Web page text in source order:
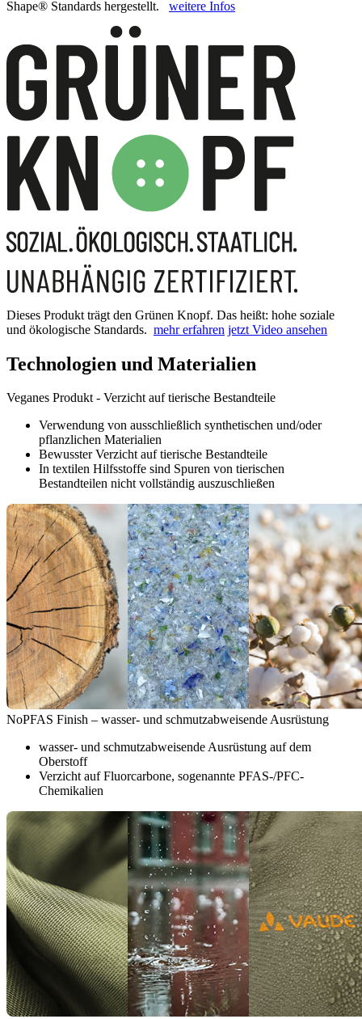
Shape® Standards hergestellt. weitere Infos
Dieses Produkt trägt den Grünen Knopf. Das heißt: hohe soziale
und ökologische Standards. mehr erfahren jetzt Video ansehen
Technologien und Materialien
Veganes Produkt - Verzicht auf tierische Bestandteile
Verwendung von ausschließlich synthetischen und/oder
pflanzlichen Materialien
Bewusster Verzicht auf tierische Bestandteile
In textilen Hilfsstoffe sind Spuren von tierischen
Bestandteilen nicht vollständig auszuschließen
NoPFAS Finish – wasser- und schmutzabweisende Ausrüstung
wasser- und schmutzabweisende Ausrüstung auf dem
Oberstoff
Verzicht auf Fluorcarbone, sogenannte PFAS-/PFC-
Chemikalien